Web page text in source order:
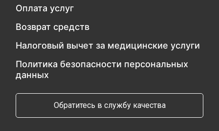
Оплата услуг
Возврат средств
Налоговый вычет за медицинские услуги
Политика безопасности персональных
данных
Обратитесь в службу качества